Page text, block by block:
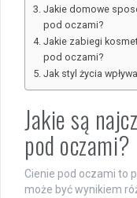
Jakie domowe
pod oczami?
Jakie zabiegi
pod oczami?
Jak styl życia
Jakie są
pod oczami?
Cienie pod oczami to
może być wynikiem